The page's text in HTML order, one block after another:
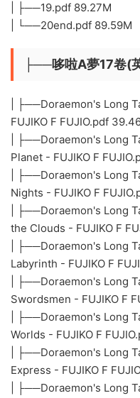
| ├──19.pdf 89.27M
| └──20end.pdf 89.59M
├──哆啦A夢17卷(
| ├──Doraemon's Long
FUJIKO F FUJIO.pdf
| ├──Doraemon's Long
Planet - FUJIKO F
| ├──Doraemon's Long
Nights - FUJIKO F
| ├──Doraemon's Long
the Clouds - FUJIKO F
| ├──Doraemon's Long
Labyrinth - FUJIKO F
| ├──Doraemon's Long
Swordsmen - FUJIKO F
| ├──Doraemon's Long
Worlds - FUJIKO F
| ├──Doraemon's Long
Express - FUJIKO F
| ├──Doraemon's Long